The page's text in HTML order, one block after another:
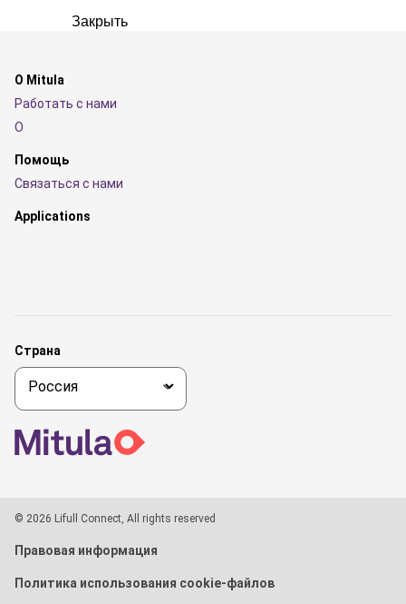
Закрыть
O Mitula
Работать с нами
O
Помощь
Связаться с нами
Applications
Страна
© 2026 Lifull Connect, All rights reserved
Правовая информация
Политика использования cookie-файлов